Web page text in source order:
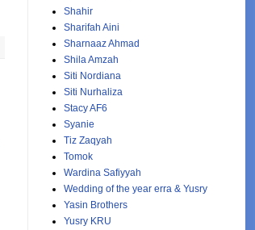
Shahir
Sharifah Aini
Sharnaaz Ahmad
Shila Amzah
Siti Nordiana
Siti Nurhaliza
Stacy AF6
Syanie
Tiz Zaqyah
Tomok
Wardina Safiyyah
Wedding of the year erra & Yusry
Yasin Brothers
Yusry KRU